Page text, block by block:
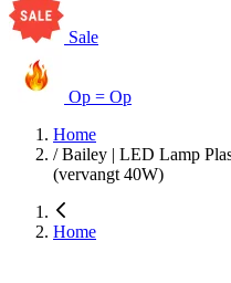
Sale
Op = Op
Home
/ Bailey | LED Lamp
(vervangt 40W)
Home